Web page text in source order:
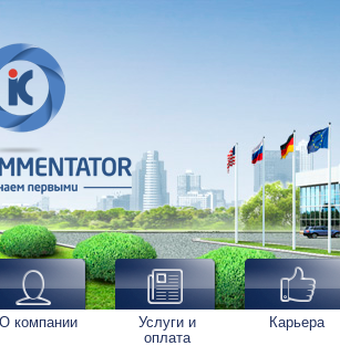
О компании Услуги и
оплата
Карьера